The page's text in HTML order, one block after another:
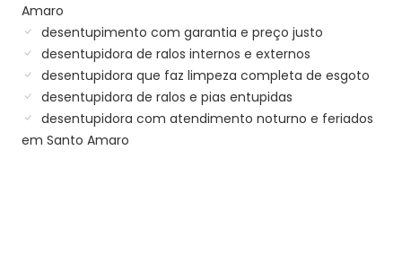
Amaro
desentupimento com garantia e preço justo
desentupidora de ralos internos e externos
desentupidora que faz limpeza completa de esgoto
desentupidora de ralos e pias entupidas
desentupidora com atendimento noturno e feriados
em Santo Amaro